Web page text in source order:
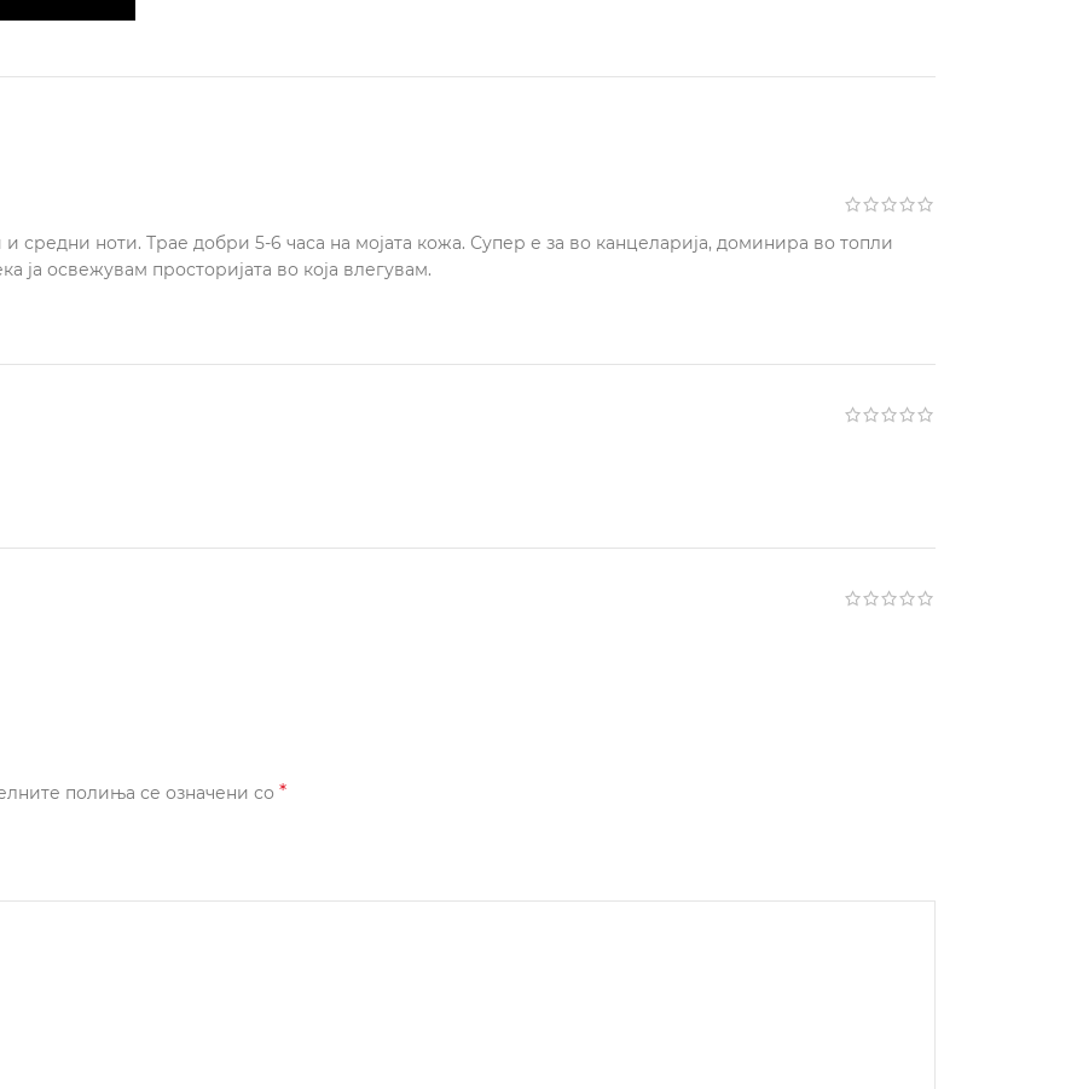
ноти. Трае добри 5-6 часа на мојата кожа. Супер е за во канцеларија, доминира во топли
освежувам просторијата во која влегувам.
полиња се означени со *